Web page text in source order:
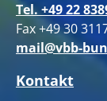
Tel. +49 22
Fax +49 30
mail@vbb-
Kontakt